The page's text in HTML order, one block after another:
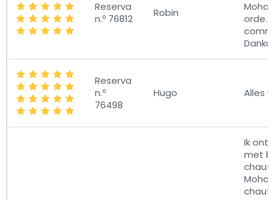
Reserva
n.º 76812
Robin
orde.
Reserva
n.º
76498
Hugo Alles
Ik
met